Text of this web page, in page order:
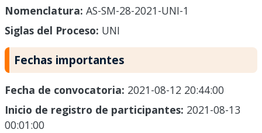
Nomenclatura: AS-SM-28-2021-UNI-1
Siglas del Proceso: UNI
Fechas importantes
Fecha de convocatoria: 2021-08-12 20:44:00
Inicio de registro de participantes: 2021-08-13
00:01:00